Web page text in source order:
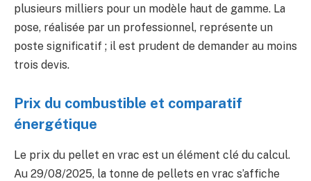
plusieurs milliers pour un modèle haut de gamme. La
pose, réalisée par un professionnel, représente un
poste significatif ; il est prudent de demander au moins
trois devis.
Prix du combustible et comparatif
énergétique
Le prix du pellet en vrac est un élément clé du calcul.
Au 29/08/2025, la tonne de pellets en vrac s’affiche